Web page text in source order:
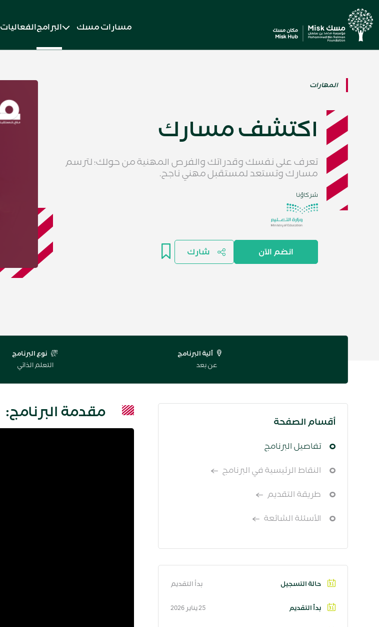
مسارات مسك البرامجالفعاليات
المهارات
اكتشف مسارك
تعرف على نفسك وقدراتك والفرص المهنية من حولك؛ لترسم
مسارك وتستعد لمستقبل مهني ناجح.
شركاؤنا
انضم الآن شارك
آلية البرنامج
عن بعد
نوع البرنامج
التعلم الذاتي
أقسام الصفحة
تفاصيل البرنامج
النقاط الرئيسية في البرنامج
طريقة التقديم
الأسئلة الشائعة
حالة التسجيل بدأ التقديم
بدأ التقديم 25 يناير 2026
مقدمة البرنامج: